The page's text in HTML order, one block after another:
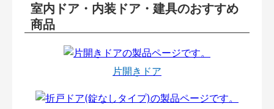
室内ドア・内装ドア・建具のおすすめ
商品
片開きドア